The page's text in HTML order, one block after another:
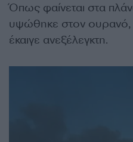
Όπως φαίνεται στα
υψώθηκε στον ουρανό,
έκαιγε ανεξέλεγκτη.